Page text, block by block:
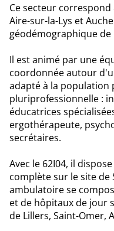
Ce secteur
Aire-sur-la-Lys et
géodémographique de
Il est animé par une
coordonnée autour
adapté à la population
pluriprofessionnelle :
éducatrices
ergothérapeute,
secrétaires.
Avec le 62I04, il
complète sur le site de
ambulatoire se
et de hôpitaux de jour
de Lillers, Saint-Omer,